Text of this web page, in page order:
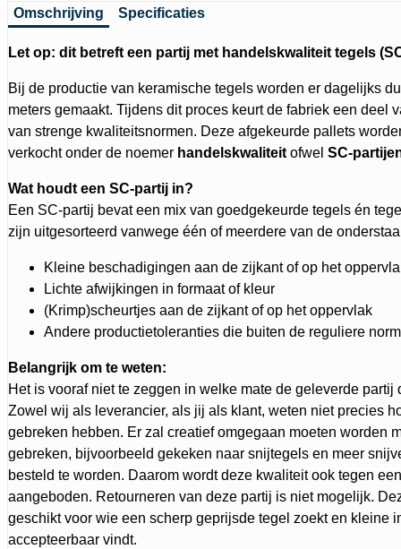
Omschrijving Specificaties
Let op: dit betreft een partij met handelskwaliteit tegels
Bij de productie van keramische tegels worden er dagelijks
meters gemaakt. Tijdens dit proces keurt de fabriek een deel
van strenge kwaliteitsnormen. Deze afgekeurde pallets
verkocht onder de noemer handelskwaliteit ofwel SC-
Wat houdt een SC-partij in?
Een SC-partij bevat een mix van goedgekeurde tegels én
zijn uitgesorteerd vanwege één of meerdere van de
Kleine beschadigingen aan de zijkant of op het
Lichte afwijkingen in formaat of kleur
(Krimp)scheurtjes aan de zijkant of op het oppervlak
Andere productietoleranties die buiten de reguliere
Belangrijk om te weten:
Het is vooraf niet te zeggen in welke mate de geleverde partij
Zowel wij als leverancier, als jij als klant, weten niet precies
gebreken hebben. Er zal creatief omgegaan moeten worden
gebreken, bijvoorbeeld gekeken naar snijtegels en meer
besteld te worden. Daarom wordt deze kwaliteit ook tegen
aangeboden. Retourneren van deze partij is niet mogelijk.
geschikt voor wie een scherp geprijsde tegel zoekt en kleine
accepteerbaar vindt.